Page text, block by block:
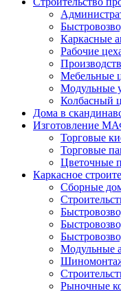
Каркасные
Рабочие
Мебельные
Модульные
Колбасный
Дома в
Изготовление
Торговые
Торговые
Цветочные
Каркасное
Сборные
Модульные
Рыночные